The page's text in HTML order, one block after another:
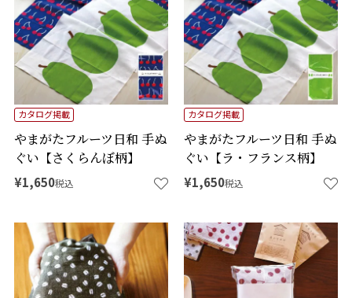
やまがたフルーツ日和 手ぬ
ぐい【さくらんぼ柄】
カタログ掲載
¥1,650税込
やまがたフルーツ日和 手ぬ
ぐい【ラ・フランス柄】
カタログ掲載
¥1,650税込